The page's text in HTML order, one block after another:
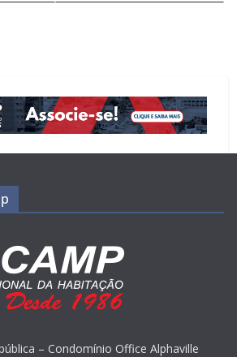
– Condomínio Office Alphaville